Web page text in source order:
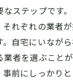
ステップです
れぞれの業者
自宅にいなが
者を選ぶこと
前にしっかり